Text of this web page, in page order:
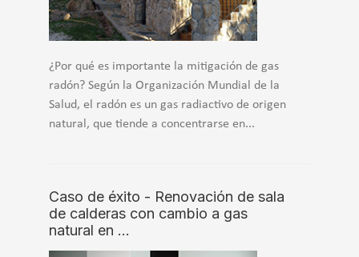
¿Por qué es importante la mitigación de gas
radón? Según la Organización Mundial de la
Salud, el radón es un gas radiactivo de origen
natural, que tiende a concentrarse en...
Caso de éxito - Renovación de sala
de calderas con cambio a gas
natural en …